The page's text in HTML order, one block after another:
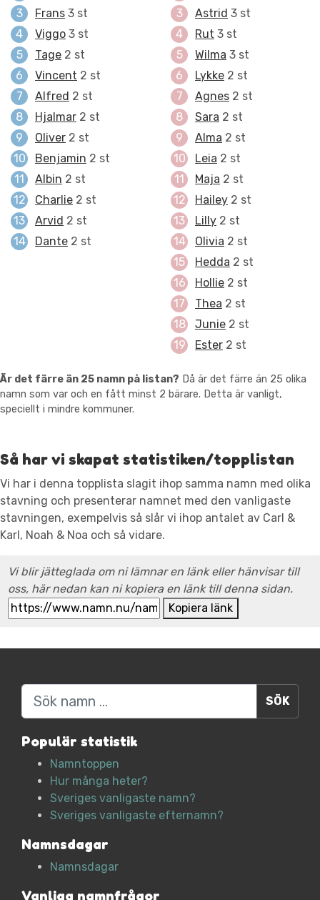
Frans 3 st
Viggo 3 st
Tage 2 st
Vincent 2 st
Alfred 2 st
Hjalmar 2 st
Oliver 2 st
Benjamin 2 st
Albin 2 st
Charlie 2 st
Arvid 2 st
Dante 2 st
Astrid 3 st
Rut 3 st
Wilma 3 st
Lykke 2 st
Agnes 2 st
Sara 2 st
Alma 2 st
Leia 2 st
Maja 2 st
Hailey 2 st
Lilly 2 st
Olivia 2 st
Hedda 2 st
Hollie 2 st
Thea 2 st
Junie 2 st
Ester 2 st
Är det färre än 25 namn på listan? Då är det färre än 25 olika
namn som var och en fått minst 2 bärare. Detta är vanligt,
speciellt i mindre kommuner.
Så har vi skapat statistiken/topplistan
Vi har i denna topplista slagit ihop samma namn med olika
stavning och presenterar namnet med den vanligaste
stavningen, exempelvis så slår vi ihop antalet av Carl &
Karl, Noah & Noa och så vidare.
Vi blir jätteglada om ni lämnar en länk eller hänvisar till
oss, här nedan kan ni kopiera en länk till denna sidan.
Kopiera länk
Sök
Populär statistik
Namntoppen
Hur många heter?
Sveriges vanligaste namn?
Sveriges vanligaste efternamn?
Namnsdagar
Namnsdagar
Vanliga namnfrågor